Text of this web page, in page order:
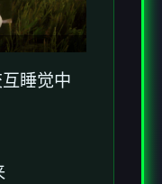
睡觉中